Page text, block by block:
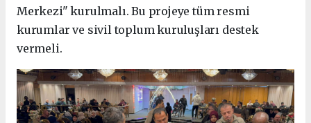
Merkezi" kurulmalı. Bu projeye tüm resmi
kurumlar ve sivil toplum kuruluşları destek
vermeli.